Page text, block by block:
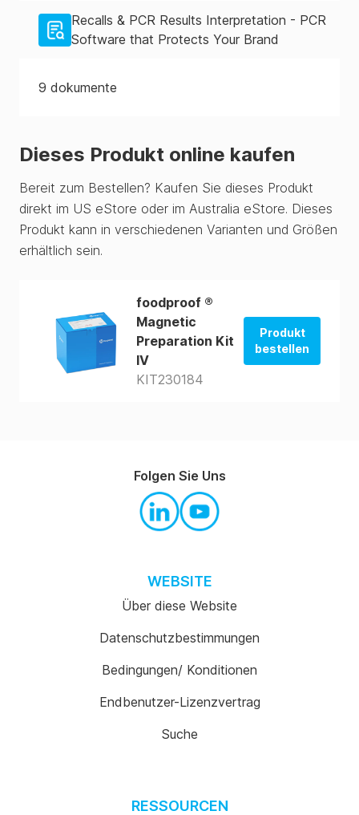
Recalls & PCR Results Interpretation - PCR
Software that Protects Your Brand
9 dokumente
Dieses Produkt online kaufen
Bereit zum Bestellen? Kaufen Sie dieses Produkt
direkt im US eStore oder im Australia eStore. Dieses
Produkt kann in verschiedenen Varianten und Größen
erhältlich sein.
foodproof ®
Magnetic
Preparation Kit
IV
KIT230184
Produkt
bestellen
WEBSITE
Über diese Website
Datenschutzbestimmungen
Bedingungen/ Konditionen
Endbenutzer-Lizenzvertrag
Suche
RESSOURCEN
Folgen Sie Uns